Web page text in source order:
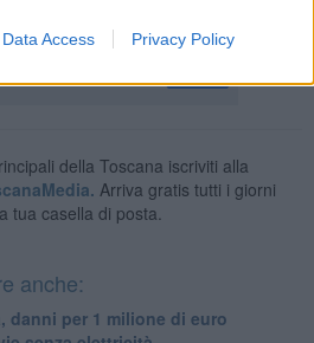
Data Access Privacy Policy
della Toscana iscriviti alla
Arriva gratis tutti i giorni
tua casella di posta.
anche:
danni per 1 milione di euro